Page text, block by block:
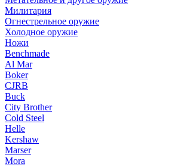
Милитария
Огнестрельное оружие
Холодное оружие
Ножи
Benchmade
Al Mar
Boker
CJRB
Buck
City Brother
Cold Steel
Helle
Kershaw
Marser
Mora